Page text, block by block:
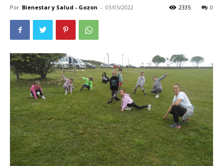
Por Bienestar y Salud - Gozon - 03/05/2022 0
2335